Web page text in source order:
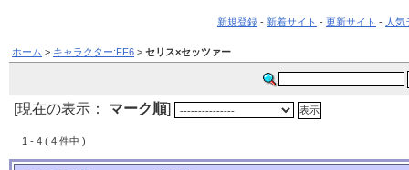
新規登録 - 新着サイト - 更新サイト - 人
ホーム > キャラクター:FF6 > セリス×セッツァー
[現在の表示： マーク順]
1 - 4 ( 4 件中 )